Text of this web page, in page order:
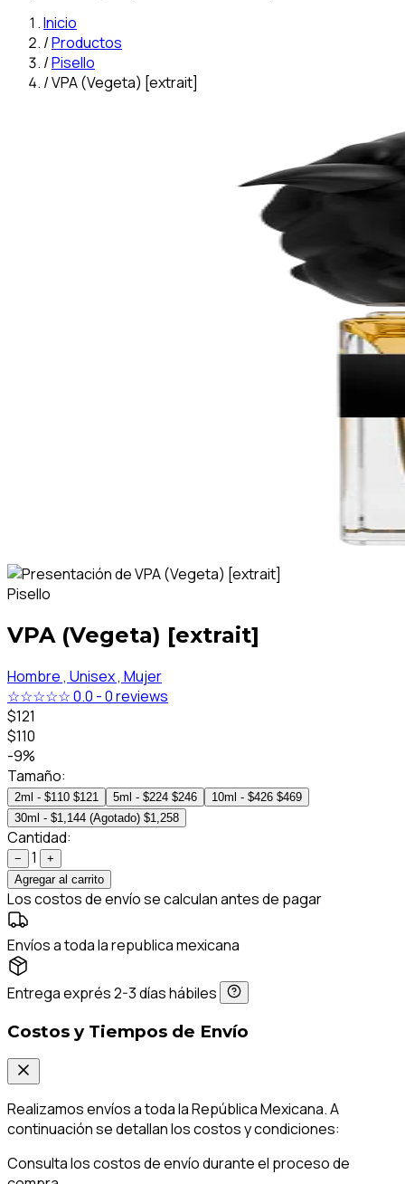
Inicio
/Productos
/Pisello
/VPA (Vegeta) [extrait]
Pisello
VPA (Vegeta) [extrait]
Hombre , Unisex , Mujer
☆☆☆☆☆0.0 -0 reviews
$121
$110
-9%
Tamaño:
2ml - $110 $121 5ml - $224 $246 10ml - $426 $469
30ml - $1,144 (Agotado) $1,258
Cantidad:
− 1
+
Agregar al carrito
Los costos de envío se calculan antes de pagar
Envíos a toda la republica mexicana
Entrega exprés 2-3 días hábiles
Costos y Tiempos de Envío
Realizamos envíos a toda la República Mexicana. A
continuación se detallan los costos y condiciones:
Consulta los costos de envío durante el proceso de